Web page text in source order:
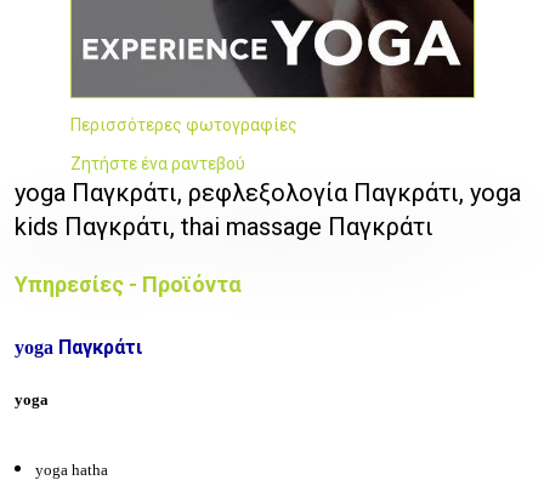
Περισσότερες φωτογραφίες
Ζητήστε ένα ραντεβού
yoga Παγκράτι, ρεφλεξολογία Παγκράτι, yoga
kids Παγκράτι, thai massage Παγκράτι
Υπηρεσίες - Προϊόντα
yoga Παγκράτι
yoga
yoga hatha